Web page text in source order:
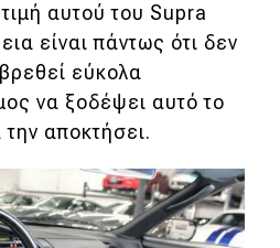
αυτού του Supra
είναι πάντως ότι δεν
εύκολα
να ξοδέψει αυτό το
αποκτήσει.